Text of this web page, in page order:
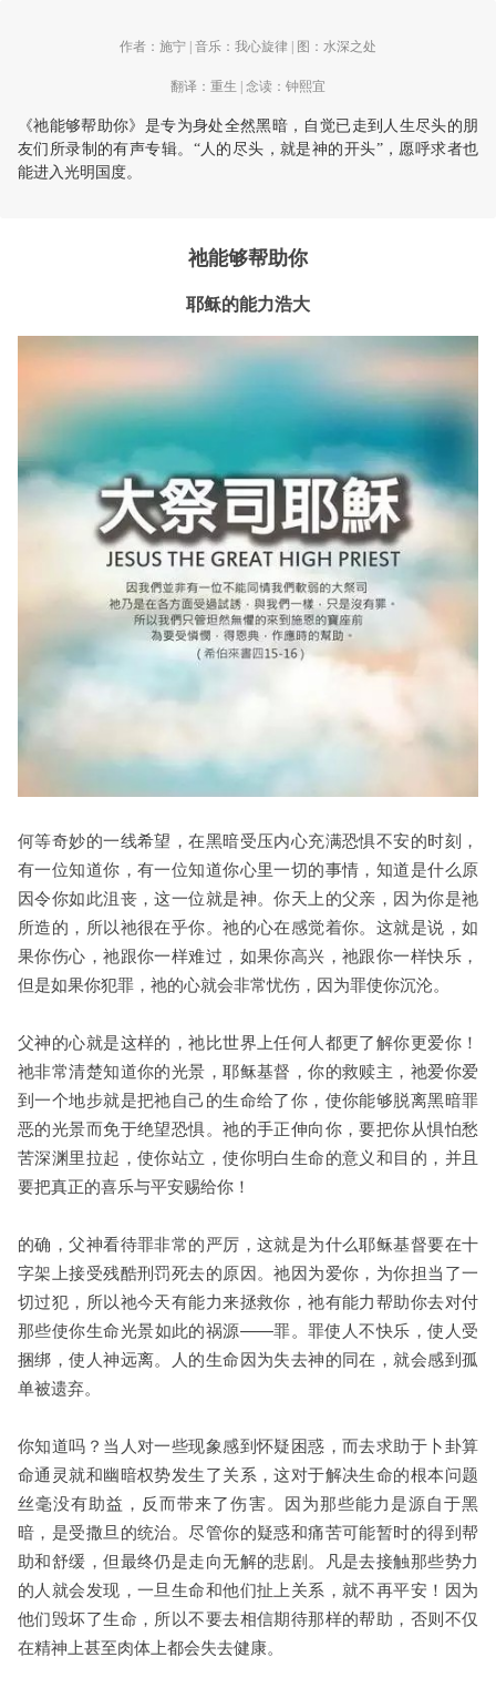
作者：施宁 | 音乐：我心旋律 图：水深之处
翻译：重生 | 念读：钟熙宜
《祂能够帮助你》是专为身处全然黑暗，自觉已走到人生尽头的朋
友们所录制的有声专辑。“人的尽头，就是神的开头”，愿呼求者也
能进入光明国度。
祂能够帮助你
耶稣的能力浩大
何等奇妙的一线希望，在黑暗受压内心充满恐惧不安的时刻，
有一位知道你，有一位知道你心里一切的事情，知道是什么原
因令你如此沮丧，这一位就是神。你天上的父亲，因为你是祂
所造的，所以祂很在乎你。祂的心在感觉着你。这就是说，如
果你伤心，祂跟你一样难过，如果你高兴，祂跟你一样快乐，
但是如果你犯罪，祂的心就会非常忧伤，因为罪使你沉沦。
父神的心就是这样的，祂比世界上任何人都更了解你更爱你！
祂非常清楚知道你的光景，耶稣基督，你的救赎主，祂爱你爱
到一个地步就是把祂自己的生命给了你，使你能够脱离黑暗罪
恶的光景而免于绝望恐惧。祂的手正伸向你，要把你从惧怕愁
苦深渊里拉起，使你站立，使你明白生命的意义和目的，并且
要把真正的喜乐与平安赐给你！
的确，父神看待罪非常的严厉，这就是为什么耶稣基督要在十
字架上接受残酷刑罚死去的原因。祂因为爱你，为你担当了一
切过犯，所以祂今天有能力来拯救你，祂有能力帮助你去对付
那些使你生命光景如此的祸源——罪。罪使人不快乐，使人受
捆绑，使人神远离。人的生命因为失去神的同在，就会感到孤
单被遗弃。
你知道吗？当人对一些现象感到怀疑困惑，而去求助于卜卦算
命通灵就和幽暗权势发生了关系，这对于解决生命的根本问题
丝毫没有助益，反而带来了伤害。因为那些能力是源自于黑
暗，是受撒旦的统治。尽管你的疑惑和痛苦可能暂时的得到帮
助和舒缓，但最终仍是走向无解的悲剧。凡是去接触那些势力
的人就会发现，一旦生命和他们扯上关系，就不再平安！因为
他们毁坏了生命，所以不要去相信期待那样的帮助，否则不仅
在精神上甚至肉体上都会失去健康。